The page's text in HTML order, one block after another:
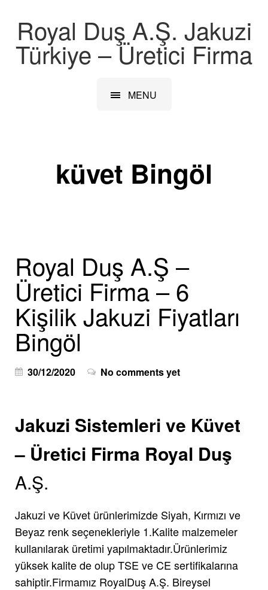
Royal Duş A.Ş. Jakuzi
Türkiye – Üretici Firma
MENU
küvet Bingöl
Royal Duş A.Ş –
Üretici Firma – 6
Kişilik Jakuzi Fiyatları
Bingöl
30/12/2020 No comments yet
Jakuzi Sistemleri ve Küvet
– Üretici Firma Royal Duş
A.Ş.
Jakuzi ve Küvet ürünlerimizde Siyah, Kırmızı ve
Beyaz renk seçenekleriyle 1.Kalite malzemeler
kullanılarak üretimi yapılmaktadır.Ürünlerimiz
yüksek kalite de olup TSE ve CE sertifikalarına
sahiptir.Firmamız RoyalDuş A.Ş. Bireysel